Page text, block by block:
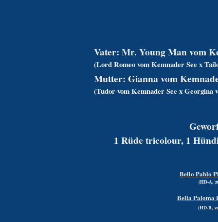
Vater: Mr. Young Manvom
(Lord Romeo vom Kemnader See x
Mutter: Gianna vom
(Tudor vom Kemnader See x Georgina
1 Rüde tricolour, 1
Bello Pablo
(HD-A,
Bella Paloma
(HD-B,